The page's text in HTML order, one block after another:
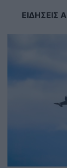
ΕΙΔΗΣΕΙΣ